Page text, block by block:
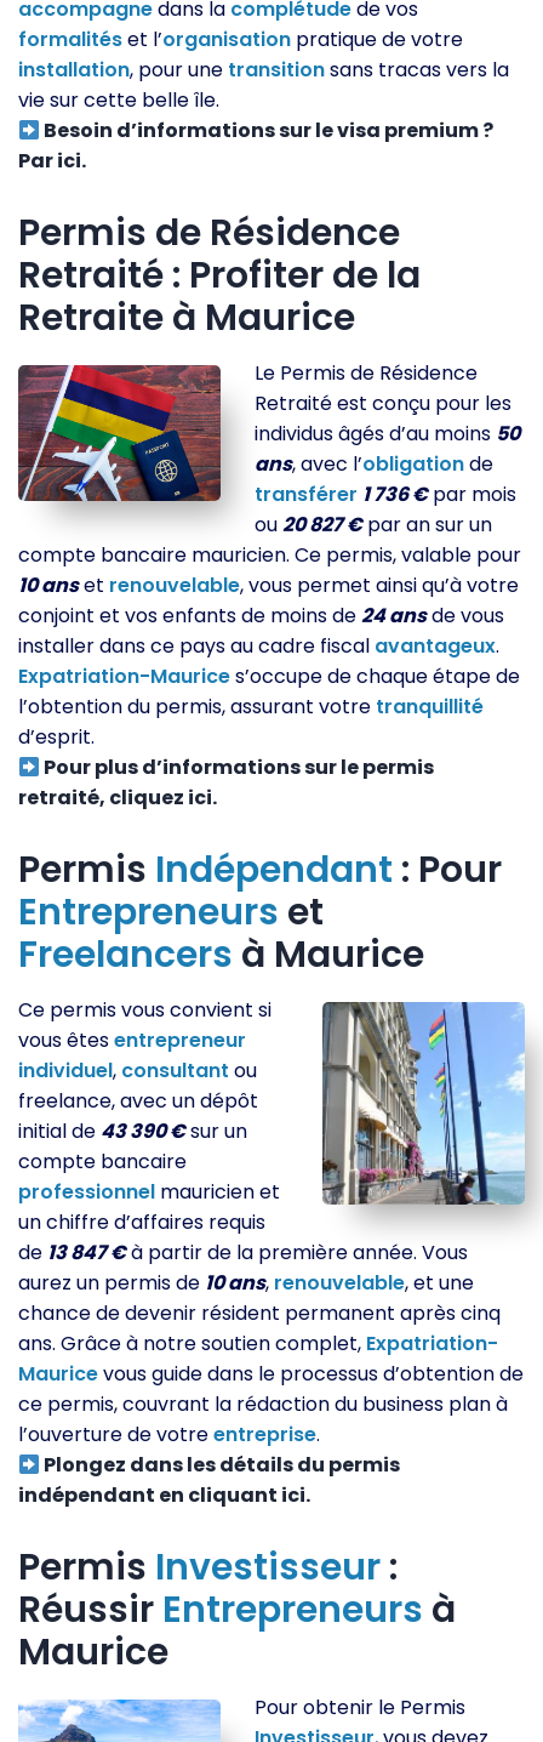
accompagnedans la complétudede vos
formalitéset l’organisation pratique de votre
installation, pour une transitionsans tracas vers la
vie sur cette belle île.
Besoin d’informations sur le visa premium ?
Par ici.
Permis de Résidence
Retraité : Profiter de la
Retraite à Maurice
Le Permis de Résidence
Retraité est conçu pour les
individus âgés d’au moins 50
ans, avec l’obligationde
transférer 1 736 €par mois
ou20 827 €par an sur un
compte bancaire mauricien. Ce permis, valable pour
10 anset renouvelable, vous permet ainsi qu’à votre
conjoint et vos enfants de moins de24 ansde vous
installer dans ce pays au cadre fiscal avantageux.
Expatriation-Maurices’occupe de chaque étape de
l’obtention du permis, assurant votre tranquillité
d’esprit.
Pour plus d’informations sur le permis
retraité, cliquez ici.
Permis Indépendant : Pour
Entrepreneurs et
Freelancers à Maurice
Ce permis vous convient si
vous êtesentrepreneur
individuel, consultant ou
freelance, avec un dépôt
initial de 43 390 €sur un
compte bancaire
professionnel mauricien et
un chiffre d’affaires requis
de 13 847 €à partir de la première année. Vous
aurez un permis de 10 ans, renouvelable, et une
chance de devenir résident permanent après cinq
ans. Grâce à notre soutien complet, Expatriation-
Mauricevous guide dans le processus d’obtention de
ce permis, couvrant la rédaction du business plan à
l’ouverture de votreentreprise.
Plongez dans les détails du permis
indépendant en cliquant ici.
Permis Investisseur:
Réussir Entrepreneurs à
Maurice
Pour obtenir le Permis